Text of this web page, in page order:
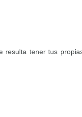
resulta tener tus